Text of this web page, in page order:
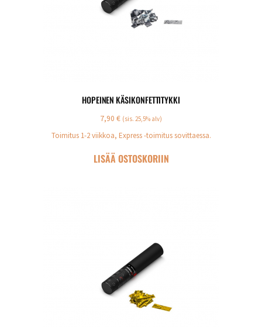
HOPEINEN KÄSIKONFETTITYKKI
7,90 € (sis. 25,5% alv)
Toimitus 1-2 viikkoa, Express -toimitus sovittaessa.
LISÄÄ OSTOSKORIIN